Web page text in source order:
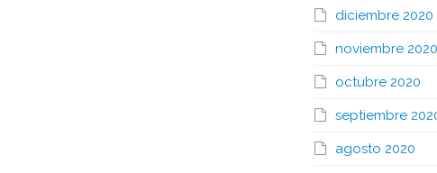
diciembre 2020
noviembre 2020
octubre 2020
septiembre
agosto 2020